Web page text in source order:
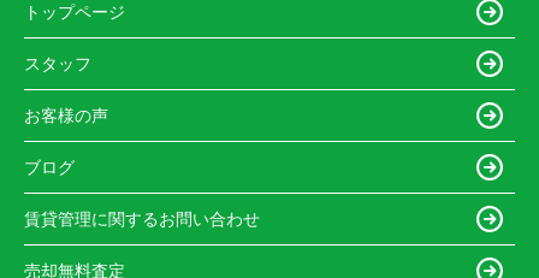
トップページ
スタッフ
お客様の声
ブログ
賃貸管理に関するお問い合わせ
売却無料査定